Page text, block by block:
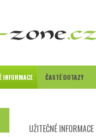
INFORMACE ČASTÉ DOTAZY
UŽITEČNÉ INFORMACE